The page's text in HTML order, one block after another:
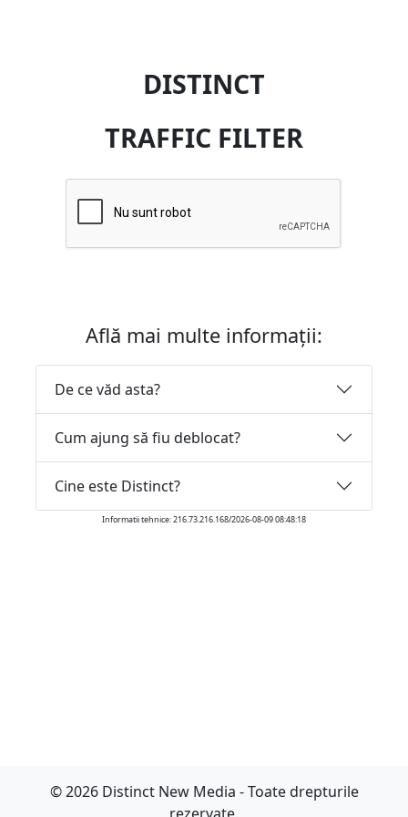
DISTINCT
TRAFFIC FILTER
Află mai multe informații:
De ce văd asta?
Cum ajung să fiu deblocat?
Cine este Distinct?
Informatii tehnice: 216.73.216.168/2026-08-09 08:48:18
© 2026 Distinct New Media - Toate drepturile